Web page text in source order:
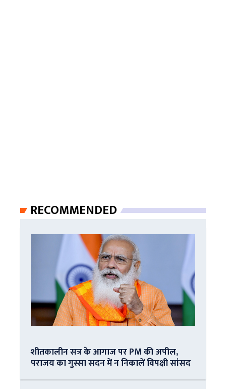
RECOMMENDED
शीतकालीन सत्र के आगाज पर PM की अपील,
पराजय का गुस्सा सदन में न निकालें विपक्षी सांसद